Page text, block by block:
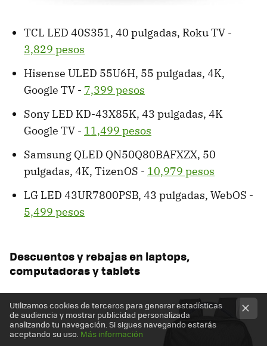
TCL LED 40S351, 40 pulgadas, Roku TV -
3,829 pesos
Hisense ULED 55U6H, 55 pulgadas, 4K,
Google TV - 7,399 pesos
Sony LED KD-43X85K, 43 pulgadas, 4K
Google TV - 11,499 pesos
Samsung QLED QN50Q80BAFXZX, 50
pulgadas, 4K, TizenOS - 10,979 pesos
LG LED 43UR7800PSB, 43 pulgadas, WebOS -
5,499 pesos
Descuentos y rebajas en laptops,
computadoras y tablets
Utilizamos cookies de terceros para generar estadísticas
de audiencia y mostrar publicidad personalizada
analizando tu navegación. Si sigues navegando estarás
aceptando su uso. Más información